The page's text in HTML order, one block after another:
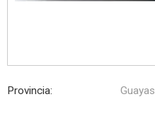
Provincia: Guayas